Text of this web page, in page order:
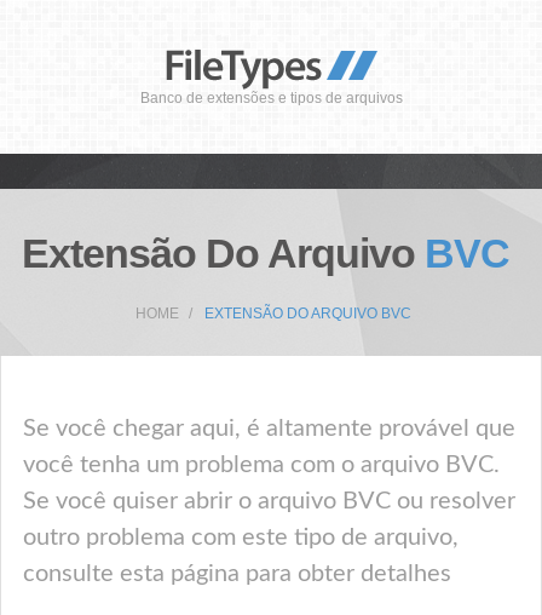
Banco de extensões e tipos de arquivos
Extensão Do Arquivo BVC
HOME EXTENSÃO DO ARQUIVO BVC
Se você chegar aqui, é altamente provável que
você tenha um problema com o arquivo BVC.
Se você quiser abrir o arquivo BVC ou resolver
outro problema com este tipo de arquivo,
consulte esta página para obter detalhes